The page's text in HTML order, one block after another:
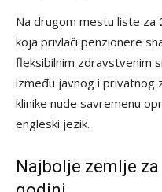
Na drugom mestu liste za
koja privlači penzionere
fleksibilnim zdravstvenim
između javnog i privatnog
klinike nude savremenu
engleski jezik.
Najbolje zemlje